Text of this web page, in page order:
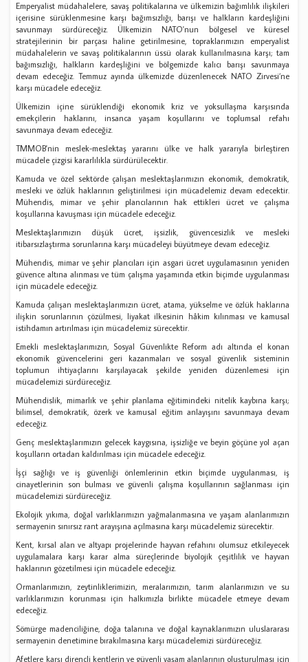
Emperyalist müdahalelere, savaş politikalarına ve ülkemizin bağımlılık ilişkileri
içerisine sürüklenmesine karşı bağımsızlığı, barışı ve halkların kardeşliğini
savunmayı sürdüreceğiz. Ülkemizin NATO'nun bölgesel ve küresel
stratejilerinin bir parçası haline getirilmesine, topraklarımızın emperyalist
müdahalelerin ve savaş politikalarının üssü olarak kullanılmasına karşı; tam
bağımsızlığı, halkların kardeşliğini ve bölgemizde kalıcı barışı savunmaya
devam edeceğiz. Temmuz ayında ülkemizde düzenlenecek NATO Zirvesi’ne
karşı mücadele edeceğiz.
Ülkemizin içine sürüklendiği ekonomik kriz ve yoksullaşma karşısında
emekçilerin haklarını, insanca yaşam koşullarını ve toplumsal refahı
savunmaya devam edeceğiz.
TMMOB'nin meslek-meslektaş yararını ülke ve halk yararıyla birleştiren
mücadele çizgisi kararlılıkla sürdürülecektir.
Kamuda ve özel sektörde çalışan meslektaşlarımızın ekonomik, demokratik,
mesleki ve özlük haklarının geliştirilmesi için mücadelemiz devam edecektir.
Mühendis, mimar ve şehir plancılarının hak ettikleri ücret ve çalışma
koşullarına kavuşması için mücadele edeceğiz.
Meslektaşlarımızın düşük ücret, işsizlik, güvencesizlik ve mesleki
itibarsızlaştırma sorunlarına karşı mücadeleyi büyütmeye devam edeceğiz.
Mühendis, mimar ve şehir plancıları için asgari ücret uygulamasının yeniden
güvence altına alınması ve tüm çalışma yaşamında etkin biçimde uygulanması
için mücadele edeceğiz.
Kamuda çalışan meslektaşlarımızın ücret, atama, yükselme ve özlük haklarına
ilişkin sorunlarının çözülmesi, liyakat ilkesinin hâkim kılınması ve kamusal
istihdamın artırılması için mücadelemiz sürecektir.
Emekli meslektaşlarımızın, Sosyal Güvenlikte Reform adı altında el konan
ekonomik güvencelerini geri kazanmaları ve sosyal güvenlik sisteminin
toplumun ihtiyaçlarını karşılayacak şekilde yeniden düzenlemesi için
mücadelemizi sürdüreceğiz.
Mühendislik, mimarlık ve şehir planlama eğitimindeki nitelik kaybına karşı;
bilimsel, demokratik, özerk ve kamusal eğitim anlayışını savunmaya devam
edeceğiz.
Genç meslektaşlarımızın gelecek kaygısına, işsizliğe ve beyin göçüne yol açan
koşulların ortadan kaldırılması için mücadele edeceğiz.
İşçi sağlığı ve iş güvenliği önlemlerinin etkin biçimde uygulanması, iş
cinayetlerinin son bulması ve güvenli çalışma koşullarının sağlanması için
mücadelemizi sürdüreceğiz.
Ekolojik yıkıma, doğal varlıklarımızın yağmalanmasına ve yaşam alanlarımızın
sermayenin sınırsız rant arayışına açılmasına karşı mücadelemiz sürecektir.
Kent, kırsal alan ve altyapı projelerinde hayvan refahını olumsuz etkileyecek
uygulamalara karşı karar alma süreçlerinde biyolojik çeşitlilik ve hayvan
haklarının gözetilmesi için mücadele edeceğiz.
Ormanlarımızın, zeytinliklerimizin, meralarımızın, tarım alanlarımızın ve su
varlıklarımızın korunması için halkımızla birlikte mücadele etmeye devam
edeceğiz.
Sömürge madenciliğine, doğa talanına ve doğal kaynaklarımızın uluslararası
sermayenin denetimine bırakılmasına karşı mücadelemizi sürdüreceğiz.
Afetlere karşı dirençli kentlerin ve güvenli yaşam alanlarının oluşturulması için